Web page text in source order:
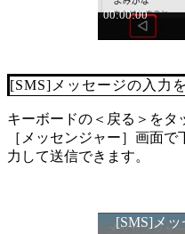
[SMS]メッセージの入力
キーボードの＜戻る＞をタ
［メッセンジャー］画面
力して送信できます。